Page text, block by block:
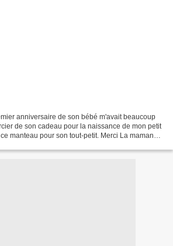
anniversaire de son bébé m'avait beaucoup
de son cadeau pour la naissance de mon petit
manteau pour son tout-petit. Merci La maman